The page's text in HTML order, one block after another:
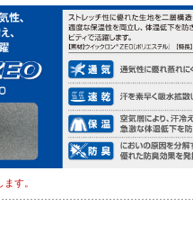
す。